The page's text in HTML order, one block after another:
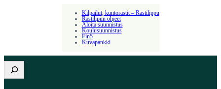
Kilpailut, kuntorastit – Rastilippu
Rastilipun ohjeet
Aloita suunnistus
Koulusuunnistus
Fin5
Kuvapankki
Etsi